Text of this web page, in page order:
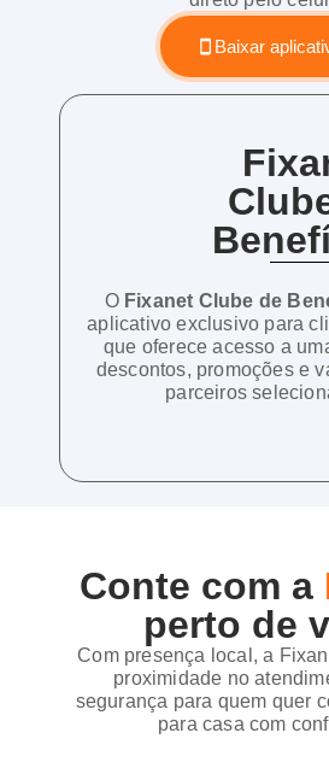
Baixar
O Fixanet Clube de
aplicativo exclusivo para
que oferece acesso a
descontos, promoções e
parceiros
Conte com a
perto de
Com presença local, a
proximidade no
segurança para quem quer
para casa com